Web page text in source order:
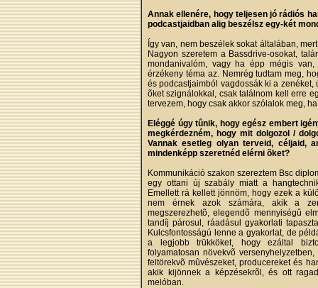
Annak ellenére, hogy teljesen jó rádiós
podcastjaidban alig beszélsz egy-két
Így van, nem beszélek sokat általában,
Nagyon szeretem a Bassdrive-osokat,
mondanivalóm, vagy ha épp mégis
érzékeny téma az. Nemrég tudtam meg,
és podcastjaimból vagdossák ki a
õket szignálokkal, csak találnom kell erre
tervezem, hogy csak akkor szólalok meg,
Eléggé úgy tûnik, hogy egész embert
megkérdezném, hogy mit dolgozol /
Vannak esetleg olyan terveid, céljaid,
mindenképp szeretnéd elérni õket?
Kommunikáció szakon szereztem Bsc
egy ottani új szabály miatt a
Emellett rá kellett jönnöm, hogy ezek a
nem érnek azok számára, akik a
megszerezhetõ, elegendõ mennyiségû
tandíj párosul, ráadásul gyakorlati
Kulcsfontosságú lenne a gyakorlat, de
a legjobb trükköket, hogy ezáltal
folyamatosan növekvõ
feltörekvõ mûvészeket, producereket és
akik kijönnek a képzésekrõl, és ott
melóban.